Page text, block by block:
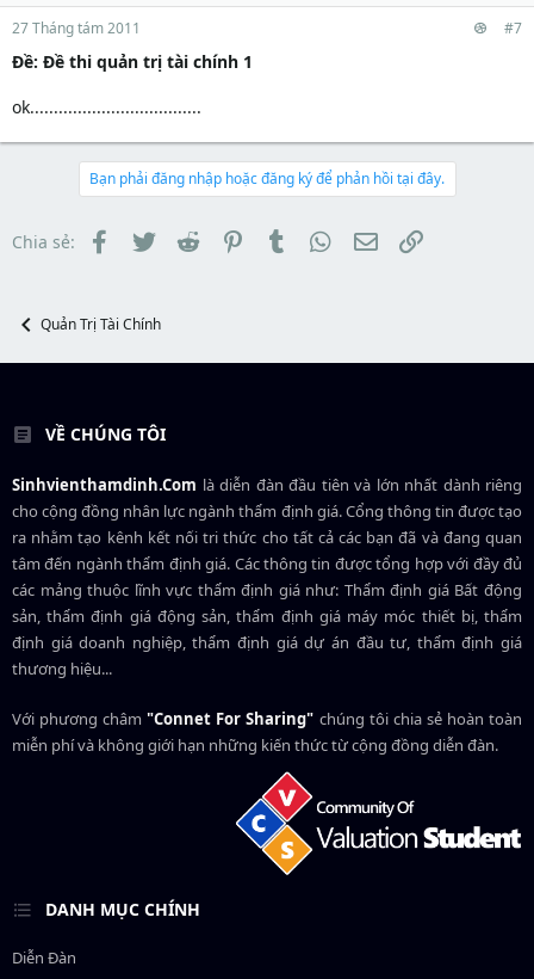
27 Tháng tám 2011 #7
Ðề: Đề thi quản trị tài chính 1
ok....................................
Bạn phải đăng nhập hoặc đăng ký để phản hồi tại đây.
Chia sẻ: Facebook
TwitterReddit PinterestTumblr WhatsApp
EmailLink
Quản Trị Tài Chính
VỀ CHÚNG TÔI
Sinhvienthamdinh.Com là diễn đàn đầu tiên và lớn nhất dành riêng
cho cộng đồng nhân lực ngànhthẩm định giá. Cổng thông tin được tạo
ra nhằm tạo kênh kết nối tri thức cho tất cả các bạn đã và đang quan
tâm đến ngành thẩm định giá. Các thông tin được tổng hợp với đầy đủ
các mảng thuộc lĩnh vực thẩm định giá như: Thẩm định giá Bất động
sản, thẩm định giá động sản, thẩm định giá máy móc thiết bị, thẩm
định giá doanh nghiệp, thẩm định giá dự án đầu tư, thẩm định giá
thương hiệu...
Với phương châm"Connet For Sharing" chúng tôi chia sẻ hoàn toàn
miễn phí và không giới hạn những kiến thức từ cộng đồng diễn đàn.
DANH MỤC CHÍNH
Diễn Đàn